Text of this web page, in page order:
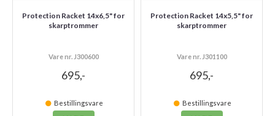
Protection Racket 14x6,5" for
skarptrommer
Vare nr. J300600
695,-
Bestillingsvare
Protection Racket 14x5,5" for
skarptrommer
Vare nr. J301100
695,-
Bestillingsvare